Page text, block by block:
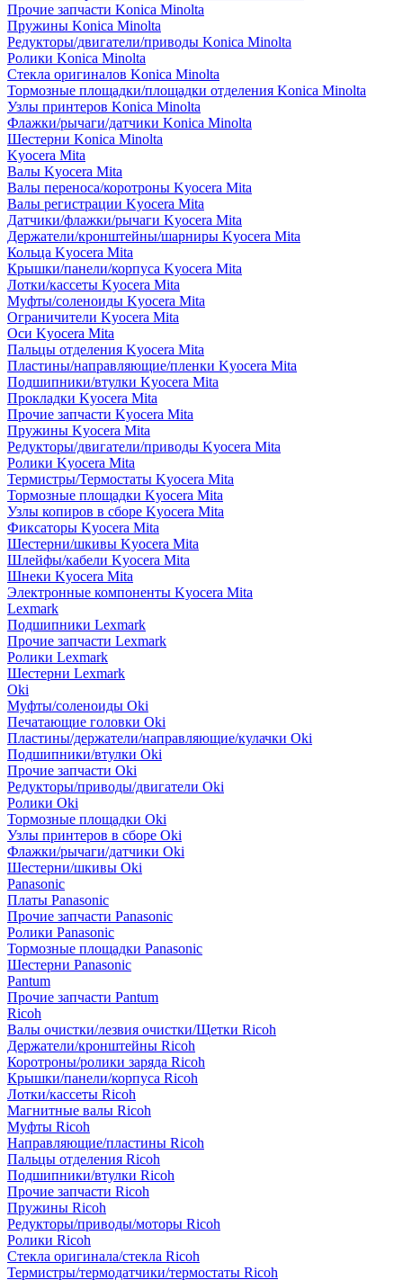
Прочие запчасти Konica Minolta
Пружины Konica Minolta
Редукторы/двигатели/приводы Konica Minolta
Ролики Konica Minolta
Стекла оригиналов Konica Minolta
Тормозные площадки/площадки отделения Konica Minolta
Узлы принтеров Konica Minolta
Флажки/рычаги/датчики Konica Minolta
Шестерни Konica Minolta
Kyocera Mita
Валы Kyocera Mita
Валы переноса/коротроны Kyocera Mita
Валы регистрации Kyocera Mita
Датчики/флажки/рычаги Kyocera Mita
Держатели/кронштейны/шарниры Kyocera Mita
Кольца Kyocera Mita
Крышки/панели/корпуса Kyocera Mita
Лотки/кассеты Kyocera Mita
Муфты/соленоиды Kyocera Mita
Ограничители Kyocera Mita
Оси Kyocera Mita
Пальцы отделения Kyocera Mita
Пластины/направляющие/пленки Kyocera Mita
Подшипники/втулки Kyocera Mita
Прокладки Kyocera Mita
Прочие запчасти Kyocera Mita
Пружины Kyocera Mita
Редукторы/двигатели/приводы Kyocera Mita
Ролики Kyocera Mita
Термистры/Термостаты Kyocera Mita
Тормозные площадки Kyocera Mita
Узлы копиров в сборе Kyocera Mita
Фиксаторы Kyocera Mita
Шестерни/шкивы Kyocera Mita
Шлейфы/кабели Kyocera Mita
Шнеки Kyocera Mita
Электронные компоненты Kyocera Mita
Lexmark
Подшипники Lexmark
Прочие запчасти Lexmark
Ролики Lexmark
Шестерни Lexmark
Oki
Муфты/соленоиды Oki
Печатающие головки Oki
Пластины/держатели/направляющие/кулачки Oki
Подшипники/втулки Oki
Прочие запчасти Oki
Редукторы/приводы/двигатели Oki
Ролики Oki
Тормозные площадки Oki
Узлы принтеров в сборе Oki
Флажки/рычаги/датчики Oki
Шестерни/шкивы Oki
Panasonic
Платы Panasonic
Прочие запчасти Panasonic
Ролики Panasonic
Тормозные площадки Panasonic
Шестерни Panasonic
Pantum
Прочие запчасти Pantum
Ricoh
Валы очистки/лезвия очистки/Щетки Ricoh
Держатели/кронштейны Ricoh
Коротроны/ролики заряда Ricoh
Крышки/панели/корпуса Ricoh
Лотки/кассеты Ricoh
Магнитные валы Ricoh
Муфты Ricoh
Направляющие/пластины Ricoh
Пальцы отделения Ricoh
Подшипники/втулки Ricoh
Прочие запчасти Ricoh
Пружины Ricoh
Редукторы/приводы/моторы Ricoh
Ролики Ricoh
Стекла оригинала/стекла Ricoh
Термистры/термодатчики/термостаты Ricoh